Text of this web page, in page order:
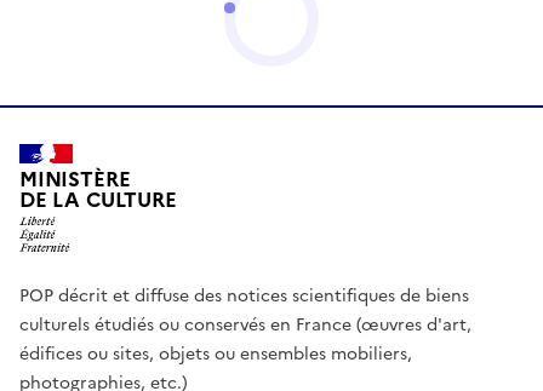
MINISTÈRE
DE LA CULTURE
POP décrit et diffuse des notices scientifiques de biens
culturels étudiés ou conservés en France (œuvres d'art,
édifices ou sites, objets ou ensembles mobiliers,
photographies, etc.)